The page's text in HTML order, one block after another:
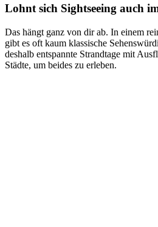
Lohnt sich Sightseeing auch
Das hängt ganz von dir ab. In einem
gibt es oft kaum klassische
deshalb entspannte Strandtage mit
Städte, um beides zu erleben.